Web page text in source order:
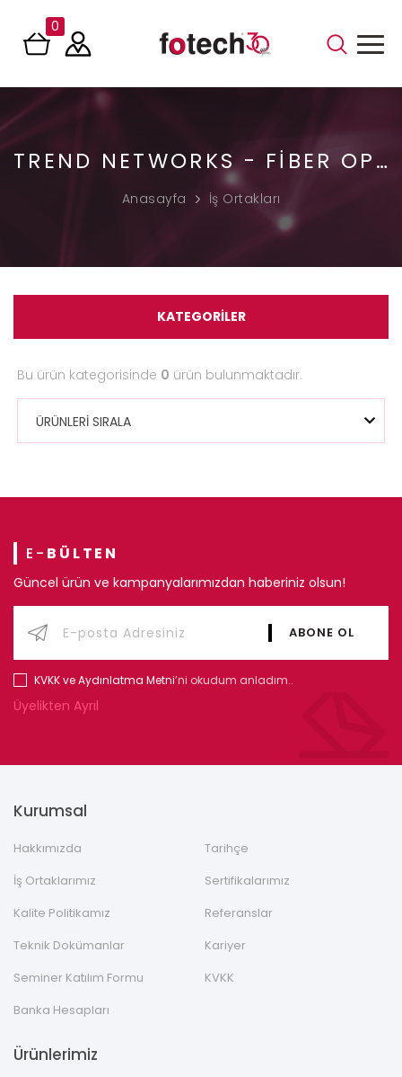
0
TREND NETWORKS - FIBER OPTIK TEST VE ÖLÇÜM CIHAZLARI
Anasayfa İş Ortakları
KATEGORİLER
Bu ürün kategorisinde 0 ürün bulunmaktadır.
ÜRÜNLERİ SIRALA
E- BÜLTEN
Güncel ürün ve kampanyalarımızdan haberiniz olsun!
KVKK ve Aydınlatma Metni’ni okudum anladım..
Üyelikten Ayrıl
Kurumsal
Hakkımızda
Tarihçe
İş Ortaklarımız
Sertifikalarımız
Kalite Politikamız
Referanslar
Teknik Dokümanlar
Kariyer
Seminer Katılım Formu
KVKK
Banka Hesapları
Ürünlerimiz